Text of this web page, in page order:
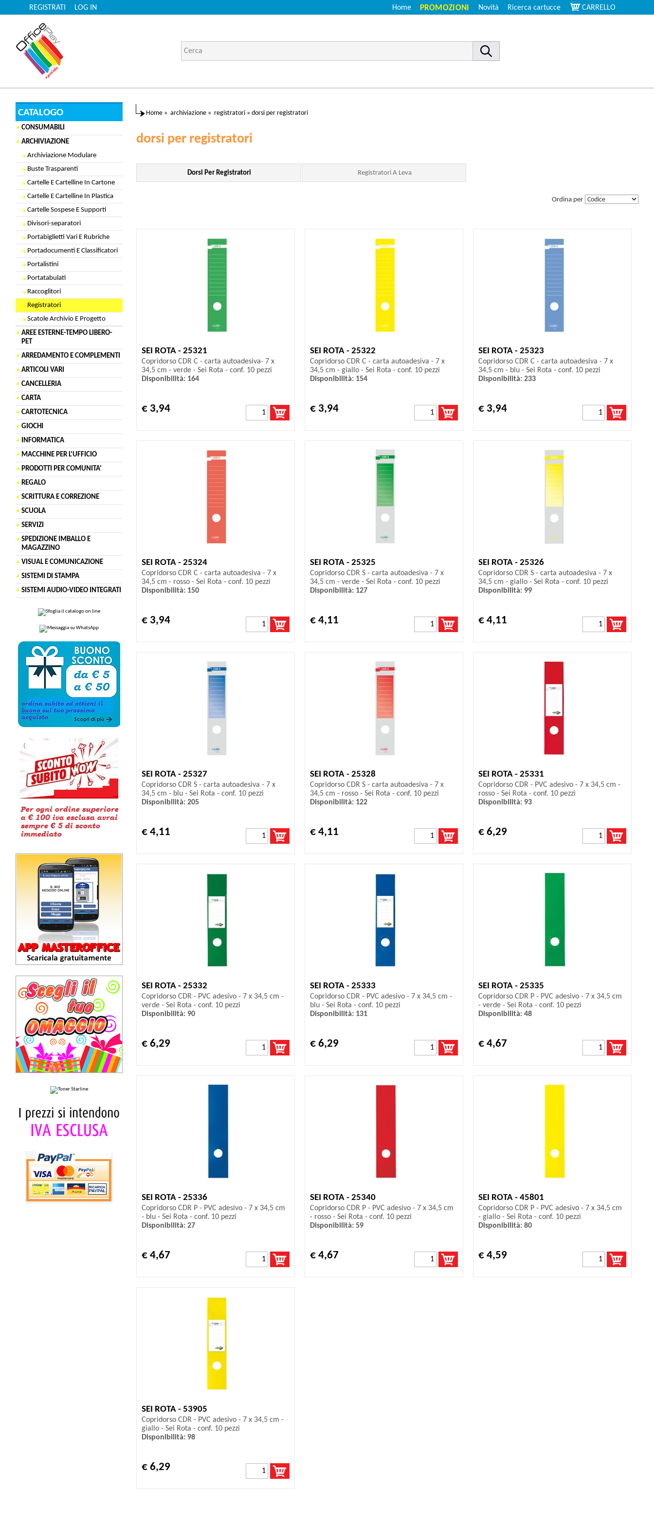
LOG IN
REGISTRATI CARRELLO
Ricerca cartucce
Novità
PROMOZIONI
Home
CATALOGO
CONSUMABILI
ARCHIVIAZIONE
Archiviazione Modulare
Buste Trasparenti
Cartelle E Cartelline In Cartone
Cartelle E Cartelline In Plastica
Cartelle Sospese E Supporti
Divisori-separatori
Portabiglietti Vari E Rubriche
Portadocumenti E Classificatori
Portalistini
Portatabulati
Raccoglitori
Registratori
Scatole Archivio E Progetto
AREE ESTERNE-TEMPO LIBERO-
PET
ARREDAMENTO E COMPLEMENTI
ARTICOLI VARI
CANCELLERIA
CARTA
CARTOTECNICA
GIOCHI
INFORMATICA
MACCHINE PER L'UFFICIO
PRODOTTI PER COMUNITA'
REGALO
SCRITTURA E CORREZIONE
SCUOLA
SERVIZI
SPEDIZIONE IMBALLO E
MAGAZZINO
VISUAL E COMUNICAZIONE
SISTEMI DI STAMPA
SISTEMI AUDIO-VIDEO INTEGRATI
Home » archiviazione » registratori » dorsi per registratori
dorsi per registratori
Dorsi Per Registratori Registratori A Leva
Ordina per
SEI ROTA - 25321
Copridorso CDR C - carta autoadesiva- 7 x
34,5 cm - verde - Sei Rota - conf. 10 pezzi
Disponibilità: 164
€ 3,94
SEI ROTA - 25322
Copridorso CDR C - carta autoadesiva - 7 x
34,5 cm - giallo - Sei Rota - conf. 10 pezzi
Disponibilità: 154
€ 3,94
SEI ROTA - 25323
Copridorso CDR C - carta autoadesiva - 7 x
34,5 cm - blu - Sei Rota - conf. 10 pezzi
Disponibilità: 233
€ 3,94
SEI ROTA - 25324
Copridorso CDR C - carta autoadesiva - 7 x
34,5 cm - rosso - Sei Rota - conf. 10 pezzi
Disponibilità: 150
€ 3,94
SEI ROTA - 25325
Copridorso CDR S - carta autoadesiva - 7 x
34,5 cm - verde - Sei Rota - conf. 10 pezzi
Disponibilità: 127
€ 4,11
SEI ROTA - 25326
Copridorso CDR S - carta autoadesiva - 7 x
34,5 cm - giallo - Sei Rota - conf. 10 pezzi
Disponibilità: 99
€ 4,11
SEI ROTA - 25327
Copridorso CDR S - carta autoadesiva - 7 x
34,5 cm - blu - Sei Rota - conf. 10 pezzi
Disponibilità: 205
€ 4,11
SEI ROTA - 25328
Copridorso CDR S - carta autoadesiva - 7 x
34,5 cm - rosso - Sei Rota - conf. 10 pezzi
Disponibilità: 122
€ 4,11
SEI ROTA - 25331
Copridorso CDR - PVC adesivo - 7 x 34,5 cm -
rosso - Sei Rota - conf. 10 pezzi
Disponibilità: 93
€ 6,29
SEI ROTA - 25332
Copridorso CDR - PVC adesivo - 7 x 34,5 cm -
verde - Sei Rota - conf. 10 pezzi
Disponibilità: 90
€ 6,29
SEI ROTA - 25333
Copridorso CDR - PVC adesivo - 7 x 34,5 cm -
blu - Sei Rota - conf. 10 pezzi
Disponibilità: 131
€ 6,29
SEI ROTA - 25335
Copridorso CDR P - PVC adesivo - 7 x 34,5 cm
- verde - Sei Rota - conf. 10 pezzi
Disponibilità: 48
€ 4,67
SEI ROTA - 25336
Copridorso CDR P - PVC adesivo - 7 x 34,5 cm
- blu - Sei Rota - conf. 10 pezzi
Disponibilità: 27
€ 4,67
SEI ROTA - 25340
Copridorso CDR P - PVC adesivo - 7 x 34,5 cm
- rosso - Sei Rota - conf. 10 pezzi
Disponibilità: 59
€ 4,67
SEI ROTA - 45801
Copridorso CDR P - PVC adesivo - 7 x 34,5 cm
- giallo - Sei Rota - conf. 10 pezzi
Disponibilità: 80
€ 4,59
SEI ROTA - 53905
Copridorso CDR - PVC adesivo - 7 x 34,5 cm -
giallo - Sei Rota - conf. 10 pezzi
Disponibilità: 98
€ 6,29